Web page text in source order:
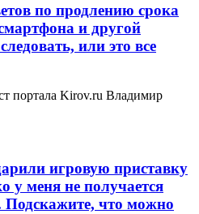
по продлению срока
и другой
или это все
портала Kirov.ru Владимир
игровую приставку
у меня не получается
Подскажите, что можно